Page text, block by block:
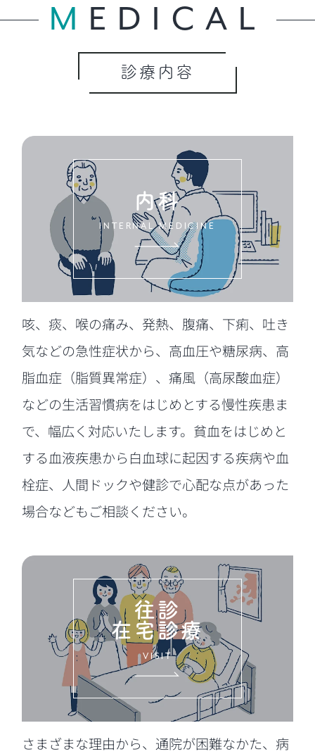
MEDICAL
診療内容
内科
INTERNAL MEDICINE
咳、痰、喉の痛み、発熱、腹痛、下痢、吐き
気などの急性症状から、高血圧や糖尿病、高
脂血症（脂質異常症）、痛風（高尿酸血症）
などの生活習慣病をはじめとする慢性疾患ま
で、幅広く対応いたします。貧血をはじめと
する血液疾患から白血球に起因する疾病や血
栓症、人間ドックや健診で心配な点があった
場合などもご相談ください。
往診
在宅診療
VISIT
さまざまな理由から、通院が困難なかた、病